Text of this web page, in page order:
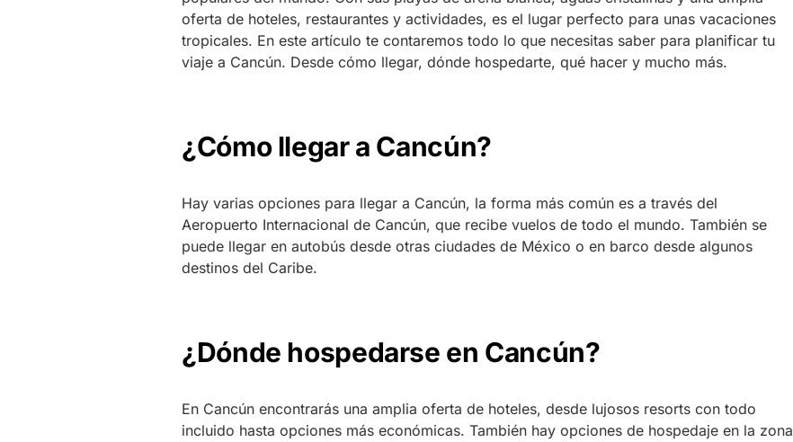
oferta de hoteles, restaurantes y actividades, es el lugar perfecto para unas vacaciones
tropicales. En este artículo te contaremos todo lo que necesitas saber para planificar tu
viaje a Cancún. Desde cómo llegar, dónde hospedarte, qué hacer y mucho más.
¿Cómo llegar a Cancún?
Hay varias opciones para llegar a Cancún, la forma más común es a través del
Aeropuerto Internacional de Cancún, que recibe vuelos de todo el mundo. También se
puede llegar en autobús desde otras ciudades de México o en barco desde algunos
destinos del Caribe.
¿Dónde hospedarse en Cancún?
En Cancún encontrarás una amplia oferta de hoteles, desde lujosos resorts con todo
incluido hasta opciones más económicas. También hay opciones de hospedaje en la zona